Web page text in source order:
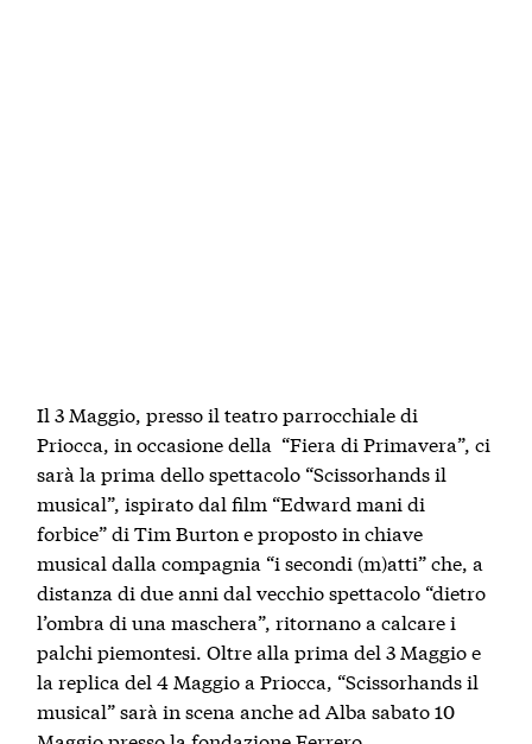
Il 3 Maggio, presso il teatro parrocchiale di
Priocca, in occasione della “Fiera di Primavera”, ci
sarà la prima dello spettacolo “Scissorhands il
musical”, ispirato dal film “Edward mani di
forbice” di Tim Burton e proposto in chiave
musical dalla compagnia “i secondi (m)atti” che, a
distanza di due anni dal vecchio spettacolo “dietro
l’ombra di una maschera”, ritornano a calcare i
palchi piemontesi. Oltre alla prima del 3 Maggio e
la replica del 4 Maggio aPriocca, “Scissorhands il
musical” sarà in scena anche adAlba sabato 10